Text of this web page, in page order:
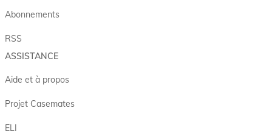
Abonnements
RSS
ASSISTANCE
Aide et à propos
Projet Casemates
ELI